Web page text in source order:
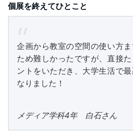
個展を終えてひとこと
企画から教室の空間の使い方
ため難しかったですが、直接
ントをいただき、大学生活で
なりました！
メディア学科4年 白石さん